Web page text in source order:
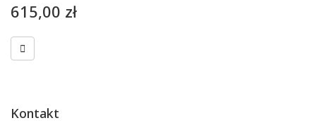
615,00 zł
Kontakt